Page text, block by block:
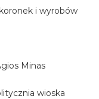
i wyrobów
Minas
wioska